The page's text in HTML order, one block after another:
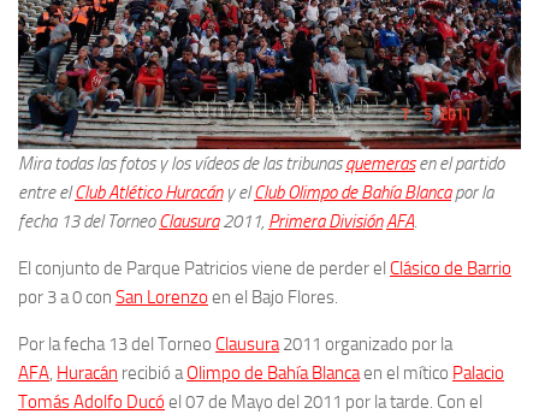
Mira todas las fotos y los vídeos de las tribunasquemerasen el partido
entre elClub Atlético Huracány elClub Olimpo de Bahía Blancapor la
fecha 13 del TorneoClausura2011, Primera División AFA
El conjunto de Parque Patricios viene de perder el Clásico de Barrio
por 3 a 0 con San Lorenzo en el Bajo Flores.
Por la fecha 13 del Torneo Clausura 2011 organizado por la
AFA Huracán recibió a Olimpo de Bahía Blancaen el mítico Palacio
Tomás Adolfo Ducó el 07 de Mayo del 2011 por la tarde. Con el